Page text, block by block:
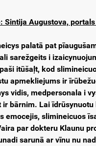
Sintija Augustova,
palatā pat
sarežgeits i
itūšaļt, kod
apmekliejums ir
vidis, medpersonala i
ir bārnim. Lai īdrūsynuotu
emocejis, slimineicuos
par dokteru Klaunu
sarunā ar vīnu nu